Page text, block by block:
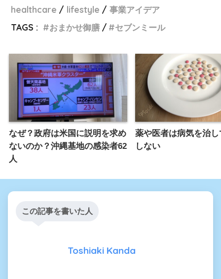
healthcare
lifestyle
事業アイデア
TAGS :
おまかせ御膳 セブンミール
なぜ？政府は米国に説明を求め
ないのか？沖縄基地の感染者62
人
薬や医者は病気を治
しない
この記事を書いた人
Toshiaki Kanda